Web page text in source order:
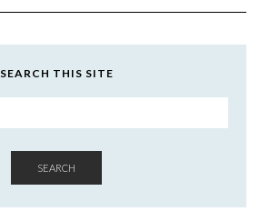
SEARCH THIS SITE
SEARCH